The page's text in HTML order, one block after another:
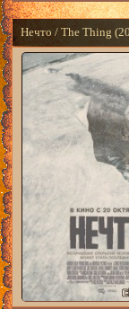
Нечто / The Thing